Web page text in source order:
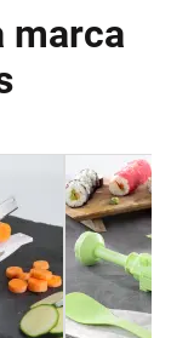
marca